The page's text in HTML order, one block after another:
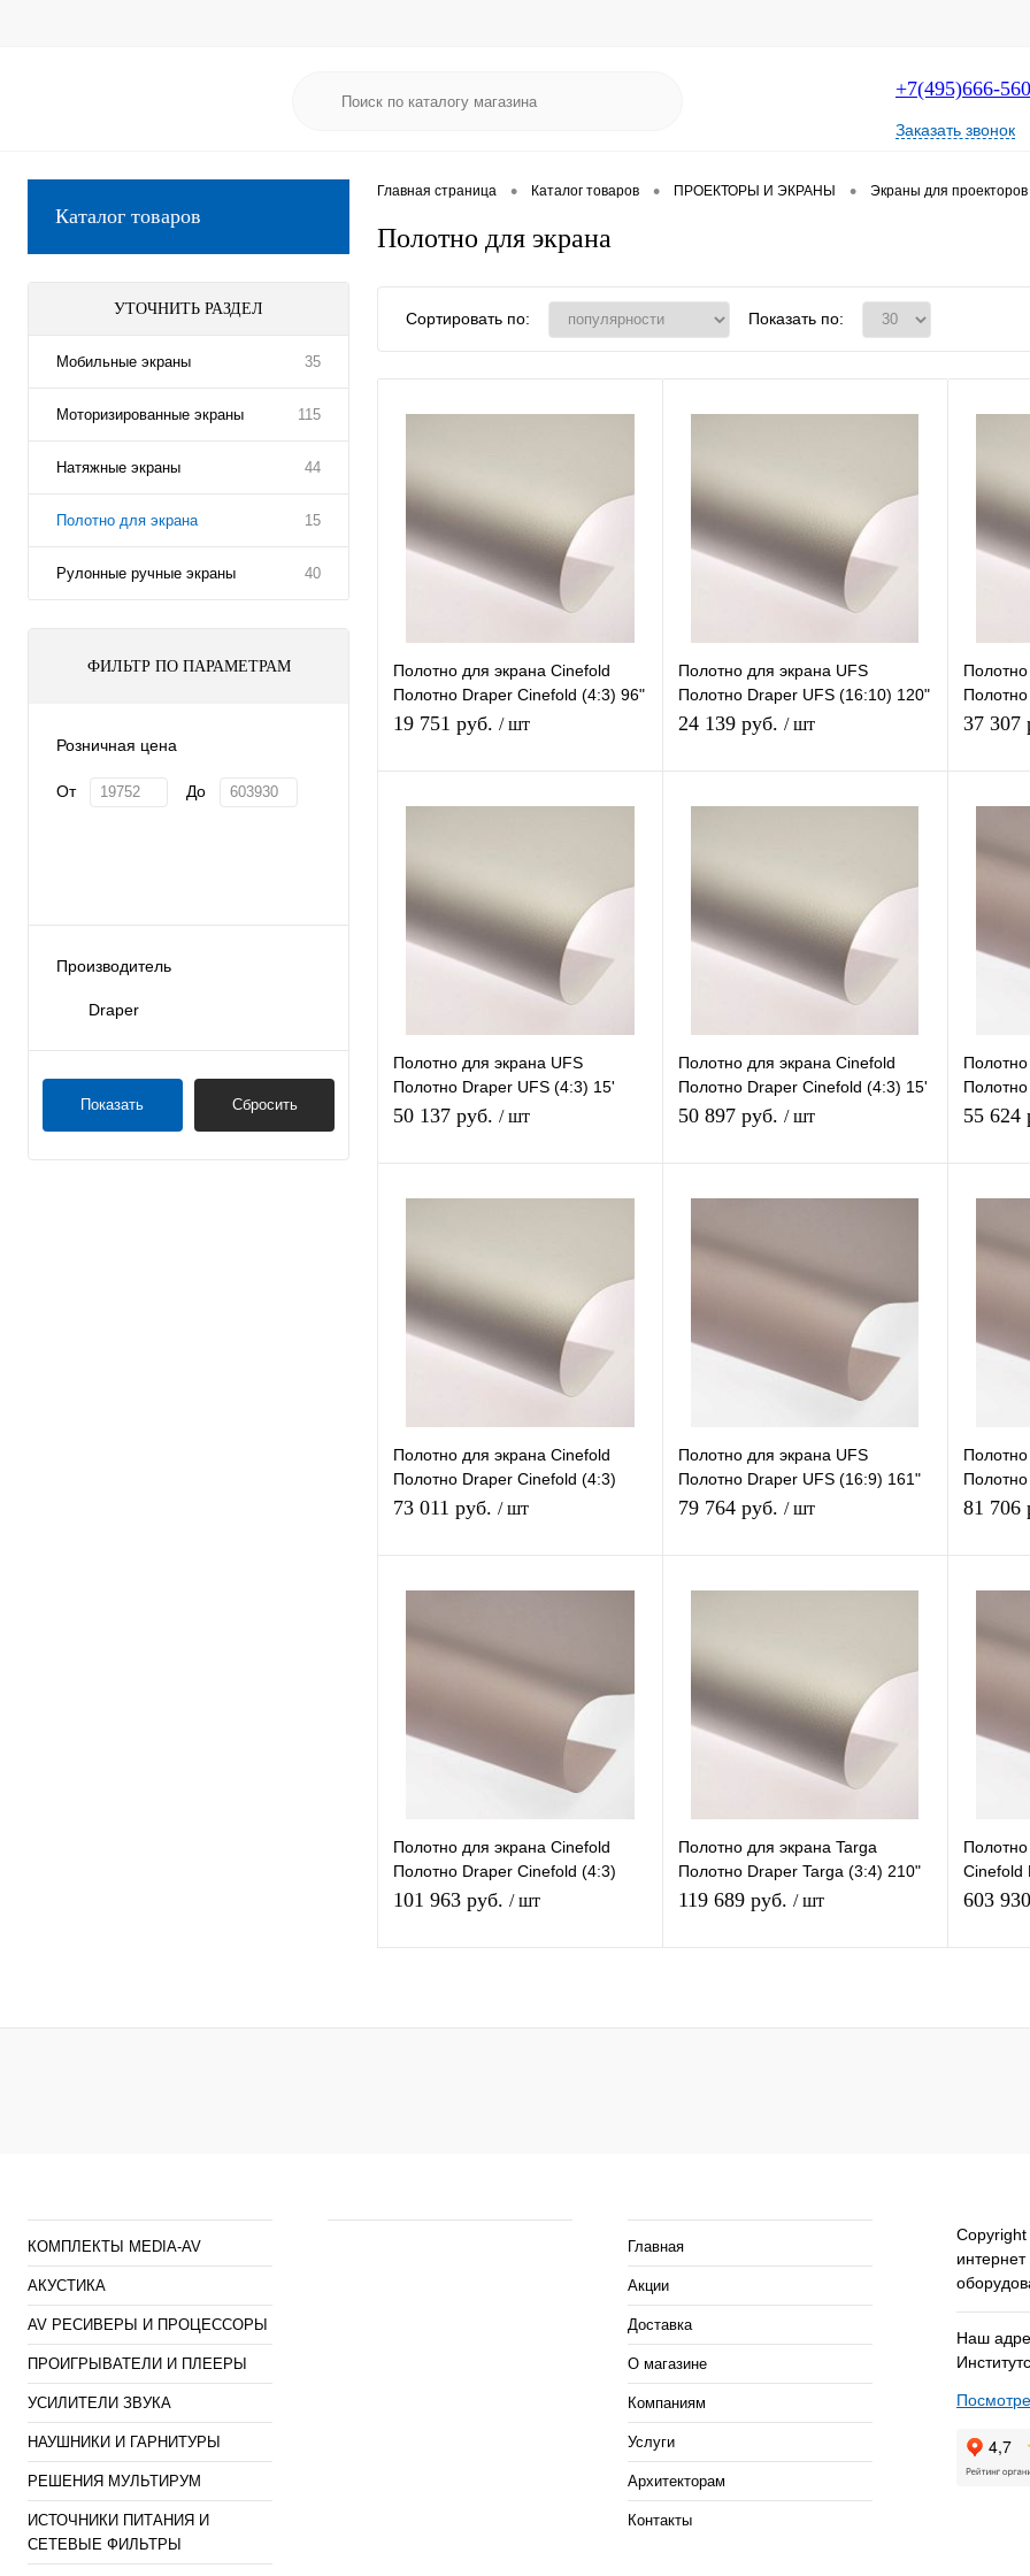
+7(495)666-
Заказать звонок
Каталог товаров
УТОЧНИТЬ РАЗДЕЛ
Мобильные экраны 35
Моторизированные экраны 115
Натяжные экраны 44
Полотно для экрана 15
Рулонные ручные экраны 40
ФИЛЬТР ПО ПАРАМЕТРАМ
Розничная цена
От До
Производитель
Draper
Показать Сбросить
Главная страница • Каталог товаров • ПРОЕКТОРЫ И ЭКРАНЫ • Экраны для проекторов
Полотно для экрана
Сортировать по: Показать по:
Полотно для экрана Cinefold
Полотно Draper Cinefold (4:3) 96"
144*197 XT1000V
19 751 руб. / шт
В корзину
В избранное
наличии
Полотно для экрана UFS
Полотно Draper UFS (16:10) 120"
161*258 XT1000V
24 139 руб. / шт
В корзину
В избранное
наличии
161*291
37 307
Полотно для экрана UFS
Полотно Draper UFS (4:3) 15'
260*352 XT1000V
50 137 руб. / шт
В корзину
В избранное
наличии
Полотно для экрана Cinefold
Полотно Draper Cinefold (4:3) 15'
260*352 XT1000V
50 897 руб. / шт
В корзину
В
наличии
150"
55 624
Полотно для экрана Cinefold
Полотно Draper Cinefold (4:3)
200" 306*413 XT1000V
73 011 руб. / шт
В корзину
В
наличии
Полотно для экрана UFS
Полотно Draper UFS (16:9) 161"
197*352 CH1200V
79 764 руб. / шт
В корзину
В избранное
наличии
260*352
81 706
Полотно для экрана Cinefold
Полотно Draper Cinefold (4:3)
200" 306*413 CH1200V
101 963 руб. / шт
Полотно для экрана Targa
Полотно Draper Targa (3:4) 210"
XT1000V
119 689 руб. / шт
Cinefold
Style
603
КОМПЛЕКТЫ MEDIA-AV
АКУСТИКА
AV РЕСИВЕРЫ И ПРОЦЕССОРЫ
ПРОИГРЫВАТЕЛИ И ПЛЕЕРЫ
УСИЛИТЕЛИ ЗВУКА
НАУШНИКИ И ГАРНИТУРЫ
РЕШЕНИЯ МУЛЬТИРУМ
ИСТОЧНИКИ ПИТАНИЯ И
СЕТЕВЫЕ ФИЛЬТРЫ
Главная
Акции
Доставка
О магазине
Компаниям
Услуги
Архитекторам
Контакты
Наш